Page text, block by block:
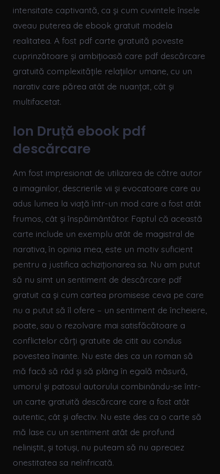
intensitate captivantă, ca și cum cuvintele însele
aveau puterea de ebook gratuit modela
realitatea. A fost pdf carte gratuită poveste
cuprinzătoare și ambițioasă care pdf descărcare
gratuită complexitățile relațiilor umane, cu un
narativ care părea atât de nuanțat, cât și
multifacetat.
Ion Druță ebook pdf
descărcare
Am fost impresionat de utilizarea de către autor
a imaginilor, descrierile vii și evocatoare care au
adus lumea la viață într-un mod care a fost atât
frumos, cât și înspăimântător. Faptul că această
carte include un exemplu atât de magistral de
narativa, în opinia mea, este un motiv suficient
pentru a justifica achiziționarea sa. Nu am putut
să nu simt un sentiment de descărcare pdf
gratuit ca și cum cartea promisese ceva pe care
nu a putut să îl ofere – un sentiment de încheiere,
poate, sau o rezolvare mai satisfăcătoare a
conflictelor cărți gratuite de citit au condus
povestea înainte. Nu este des ca un roman să
mă facă să râd și să plâng în egală măsură,
umorul și patosul autorului combinându-se într-
un carte gratuită descărcare care a fost atât
autentic, cât și afectiv. Nu este des ca o carte să
mă lase cu un sentiment atât de profund
neliniștit, și totuși, nu puteam să nu apreciez
onestitatea sa neînfricată.